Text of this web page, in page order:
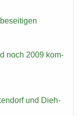
noch 2009 kom­
und Dieh­